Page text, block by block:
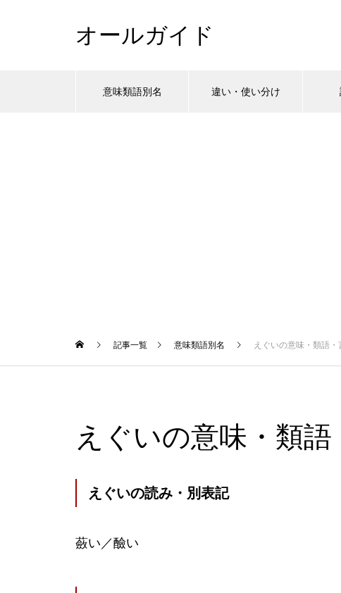
オールガイド
意味類語別名 違い・使い分け
記事一覧 意味類語別名 えぐいの意味・類語・
えぐいの意味・類語
えぐいの読み・別表記
蘞い／醶い